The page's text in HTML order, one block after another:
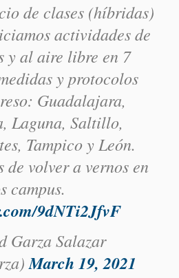
de clases (híbridas)
actividades de
y al aire libre en 7
y protocolos
Guadalajara,
Laguna, Saltillo,
Tampico y León.
de volver a vernos en
campus.
9dNTi2JfvF
Garza Salazar
March 19, 2021